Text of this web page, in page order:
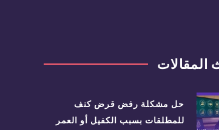
المقالات
حل مشكلة رفض قرض كنف
للمطلقات بسبب الكفيل أو العمر